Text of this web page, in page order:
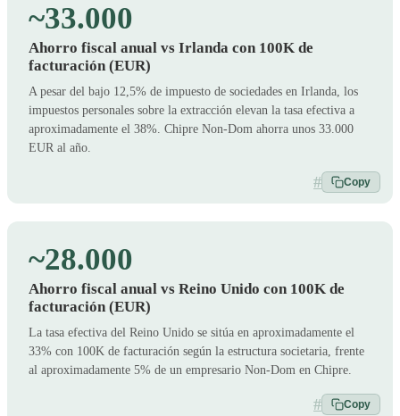
~33.000
Ahorro fiscal anual vs Irlanda con 100K de
facturación (EUR)
A pesar del bajo 12,5% de impuesto de sociedades en Irlanda, los
impuestos personales sobre la extracción elevan la tasa efectiva a
aproximadamente el 38%. Chipre Non-Dom ahorra unos 33.000
EUR al año.
# Copy
~28.000
Ahorro fiscal anual vs Reino Unido con 100K de
facturación (EUR)
La tasa efectiva del Reino Unido se sitúa en aproximadamente el
33% con 100K de facturación según la estructura societaria, frente
al aproximadamente 5% de un empresario Non-Dom en Chipre.
# Copy